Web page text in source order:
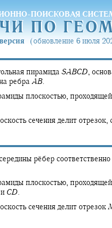
ПОИСКОВАЯ
ПО
ПО
(обновление 6 июля
пирамида SABCD,
ребра AB.
плоскостью,
сечения делит
рёбер соответственно
плоскостью,
и CD.
сечения делит отрезок